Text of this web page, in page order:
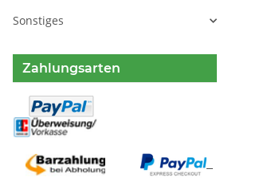
Sonstiges
Zahlungsarten